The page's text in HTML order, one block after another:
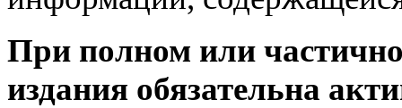
При полном или
издания обязательна